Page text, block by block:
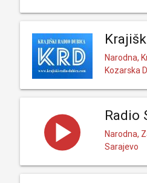
Narodna,
Kozarska
Radio
Narodna,
Sarajevo